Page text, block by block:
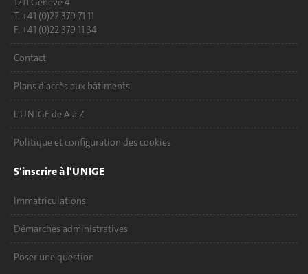
T. +41 (0)22 379 71 11
F. +41 (0)22 379 11 34
Contact
Plans d'accès aux bâtiments
L'UNIGE de A à Z
Politique et configuration des cookies
S'inscrire à l'UNIGE
Immatriculations
Démarches administratives
Poser une question